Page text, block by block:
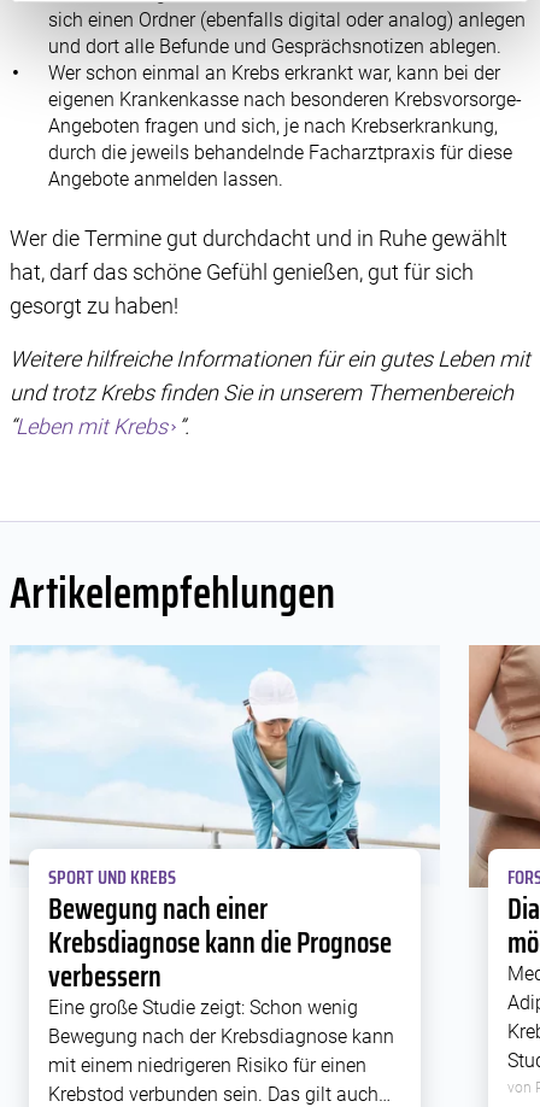
Informationen im Endgerät eines Seitenbesuchers
speichern oder dort abrufen. Anschließend verarbeiten
wir die Informationen weiter. Dies alles hilft uns, unsere
Website optimal zu gestalten und fortlaufend zu
verbessern. Für die Speicherung, den Abruf und die
Verarbeitung benötigen wir Ihre Einwilligung. Ihre
Einwilligung können Sie mit Wirkung für die Zukunft
unteren Ecke klicken. Weitere Informationen finden Sie in
unserer Datenschutzerklärung.
sich einen Ordner (ebenfalls digital oder analog) anlegen
und dort alle Befunde und Gesprächsnotizen ablegen.
Wer schon einmal an Krebs erkrankt war, kann bei der
eigenen Krankenkasse nach besonderen Krebsvorsorge-
Angeboten fragen und sich, je nach Krebserkrankung,
durch die jeweils behandelnde Facharztpraxis für diese
Angebote anmelden lassen.
Wer die Termine gut durchdacht und in Ruhe gewählt
hat, darf das schöne Gefühl genießen, gut für sich
gesorgt zu haben!
Weitere hilfreiche Informationen für ein gutes Leben mit
und trotz Krebs finden Sie in unserem Themenbereich
“Leben mit Krebs ”.
Artikelempfehlungen
SPORT UND KREBS
Bewegung nach einer
Krebsdiagnose kann die Prognose
verbessern
Eine große Studie zeigt: Schon wenig
Bewegung nach der Krebsdiagnose kann
mit einem niedrigeren Risiko für einen
Krebstod verbunden sein. Das gilt auch
von